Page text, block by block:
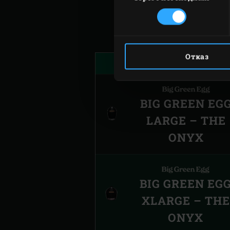
Отказ
BIG GREEN
LARGE – THE
ONYX
BIG GREEN EGG
XLARGE – THE
ONYX